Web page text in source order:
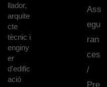
llador,
arquite
cte
tècnic i
enginy
er
d'edific
ació
Ass
egu
ran
ces
/
Pre